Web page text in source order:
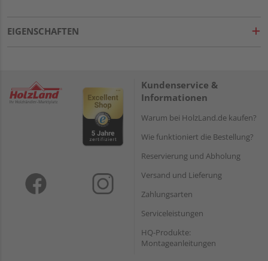
EIGENSCHAFTEN
Kundenservice &
Informationen
Warum bei HolzLand.de kaufen?
Wie funktioniert die Bestellung?
Reservierung und Abholung
Versand und Lieferung
Zahlungsarten
Serviceleistungen
HQ-Produkte:
Montageanleitungen